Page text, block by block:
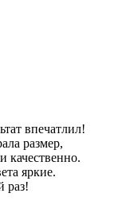
впечатлил!
размер,
качественно.
яркие.
раз!